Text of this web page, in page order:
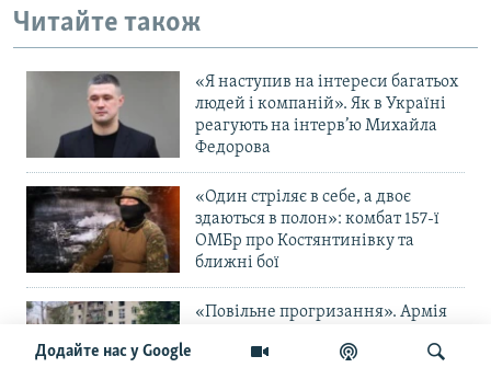
Додайте нас у Google
Читайте також
«Я наступив на інтереси багатьох
людей і компаній». Як в Україні
реагують на інтерв’ю Михайла
Федорова
«Один стріляє в себе, а двоє
здаються в полон»: комбат 157-ї
ОМБр про Костянтинівку та
ближні бої
«Повільне прогризання». Армія
наступу на Слов’янськ та